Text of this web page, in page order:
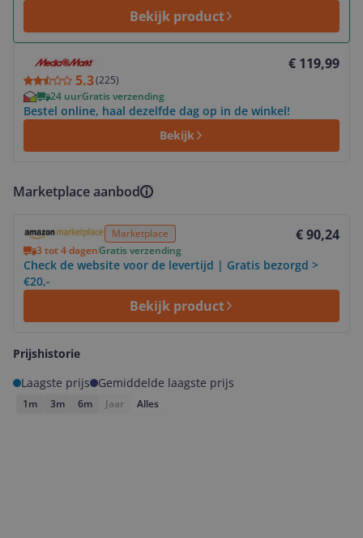
Bekijk product
5.3(225)
€ 119,99
24 uurGratis verzending
Bestel online, haal dezelfde dag op in de winkel!
Bekijk
Marketplace aanbod
Marketplace € 90,24
3 tot 4 dagenGratis verzending
Check de website voor de levertijd | Gratis bezorgd >
€20,-
Bekijk product
Prijshistorie
Laagste prijs
Gemiddelde laagste prijs
1m 3m 6m Jaar Alles